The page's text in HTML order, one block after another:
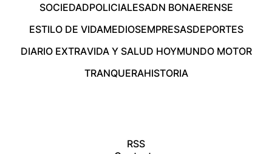
SOCIEDADPOLICIALESADN BONAERENSE
ESTILO DE VIDAMEDIOSEMPRESASDEPORTES
DIARIO EXTRAVIDA Y SALUD HOYMUNDO MOTOR
TRANQUERAHISTORIA
RSS